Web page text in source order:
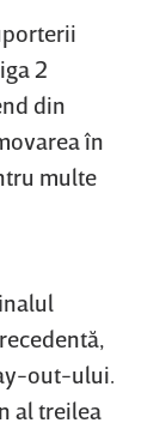
2
din
în
multe
out-ului.
al treilea